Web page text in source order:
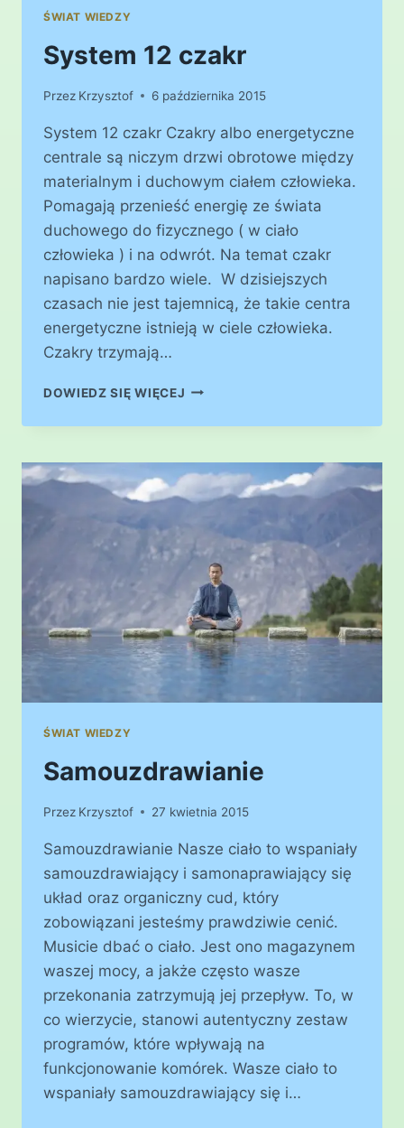
ŚWIAT WIEDZY
System 12 czakr
Przez Krzysztof 6 października 2015
System 12 czakr Czakry albo energetyczne
centrale są niczym drzwi obrotowe między
materialnym i duchowym ciałem człowieka.
Pomagają przenieść energię ze świata
duchowego do fizycznego ( w ciało
człowieka ) i na odwrót. Na temat czakr
napisano bardzo wiele. W dzisiejszych
czasach nie jest tajemnicą, że takie centra
energetyczne istnieją w ciele człowieka.
Czakry trzymają…
DOWIEDZ SIĘ WIĘCEJ SYSTEM
CZAKR
ŚWIAT WIEDZY
Samouzdrawianie
Przez Krzysztof 27 kwietnia 2015
Samouzdrawianie Nasze ciało to wspaniały
samouzdrawiający i samonaprawiający się
układ oraz organiczny cud, który
zobowiązani jesteśmy prawdziwie cenić.
Musicie dbać o ciało. Jest ono magazynem
waszej mocy, a jakże często wasze
przekonania zatrzymują jej przepływ. To, w
co wierzycie, stanowi autentyczny zestaw
programów, które wpływają na
funkcjonowanie ko­mórek. Wasze ciało to
wspaniały samouzdrawiający się i…